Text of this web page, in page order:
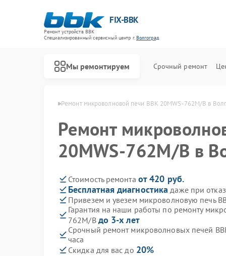
FIX-BBK
Ремонт устройств BBK
Специализированный cервисный центр г.Волгоград
Мы ремонтируем Срочный ремонт
BBK в Волгограде Ремонт микроволновой печи BBK 20MWS-762M/B в
Ремонт
20MWS-762M/B в
Стоимость ремонта от 420 руб.
Бесплатная диагностика даже при
Привезем и увезем микроволновую печь
Гарантия на наши работы по ремонту
762M/B до 3-х лет
Срочный ремонт микроволновых печей
часа
Скидка для вас до 20%